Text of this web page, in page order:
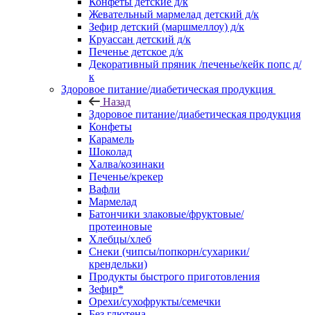
Жевательный мармелад детский д/к
Зефир детский (маршмеллоу) д/к
Круассан детский д/к
Печенье детское д/к
Декоративный пряник /печенье/кейк попс д/
к
Здоровое питание/диабетическая продукция
Назад
Здоровое питание/диабетическая продукция
Конфеты
Карамель
Шоколад
Халва/козинаки
Печенье/крекер
Вафли
Мармелад
Батончики злаковые/фруктовые/
протеиновые
Хлебцы/хлеб
Снеки (чипсы/попкорн/сухарики/
крендельки)
Продукты быстрого приготовления
Зефир*
Орехи/сухофрукты/семечки